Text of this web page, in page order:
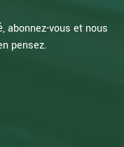
abonnez-vous et nous
pensez.